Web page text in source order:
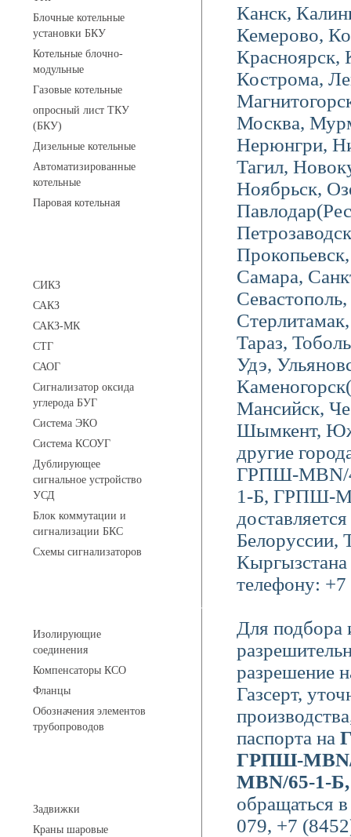
Блочные котельные
установки БКУ
Котельные блочно-
модульные
Газовые котельные
опросный лист ТКУ
(БКУ)
Дизельные котельные
Автоматизированные
котельные
Паровая котельная
СИКЗ
САКЗ
САКЗ-МК
СТГ
САОГ
Сигнализатор оксида
углерода БУГ
Система ЭКО
Система КСОУГ
Дублирующее
сигнальное устройство
УСД
Блок коммутации и
сигнализации БКС
Схемы сигнализаторов
Соединительные детали трубопровода
Изолирующие
соединения
Компенсаторы КСО
Фланцы
Обозначения элементов
трубопроводов
Задвижки
Краны шаровые
Канск,
Кемерово,
Кострома,
Москва,
Нерюнгри,
Тагил,
Ноябрьск,
Самара,
Тараз,
Удэ,
Мансийск,
Шымкент,
другие
ГРПШ-МВN/
1-Б, ГРПШ-
Белоруссии,
Кыргызстана
телефону:
Для подбора
разрешение
Газсерт,
паспорта на
ГРПШ-МВN/
МВN/65-1-
обращаться
079, +7